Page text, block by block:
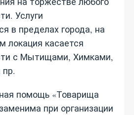
Услуги
в пределах города, на
локация касается
с Мытищами, Химками,
помощь «Товарища
при организации